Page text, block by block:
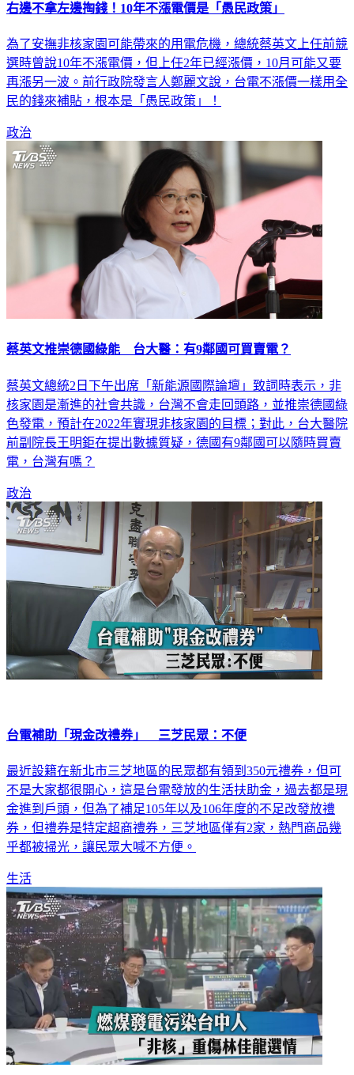
右邊不拿左邊掏錢！10年不漲電價是「愚民政策」
為了安撫非核家園可能帶來的用電危機，總統蔡英文上任前競
選時曾說10年不漲電價，但上任2年已經漲價，10月可能又要
再漲另一波。前行政院發言人鄭麗文說，台電不漲價一樣用全
民的錢來補貼，根本是「愚民政策」！
政治
蔡英文推崇德國綠能 台大醫：有9鄰國可買賣電？
蔡英文總統2日下午出席「新能源國際論壇」致詞時表示，非
核家園是漸進的社會共識，台灣不會走回頭路，並推崇德國綠
色發電，預計在2022年實現非核家園的目標；對此，台大醫院
前副院長王明鉅在提出數據質疑，德國有9鄰國可以隨時買賣
電，台灣有嗎？
政治
台電補助「現金改禮券」 三芝民眾：不便
最近設籍在新北市三芝地區的民眾都有領到350元禮券，但可
不是大家都很開心，這是台電發放的生活扶助金，過去都是現
金進到戶頭，但為了補足105年以及106年度的不足改發放禮
券，但禮券是特定超商禮券，三芝地區僅有2家，熱門商品幾
乎都被掃光，讓民眾大喊不方便。
生活